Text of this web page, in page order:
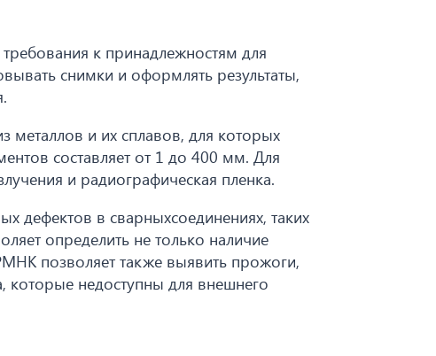
к принадлежностям для
снимки и оформлять результаты,
металлов и их сплавов, для которых
составляет от 1 до 400 мм. Для
и радиографическая пленка.
дефектов в сварныхсоединениях, таких
определить не только наличие
позволяет также выявить прожоги,
которые недоступны для внешнего